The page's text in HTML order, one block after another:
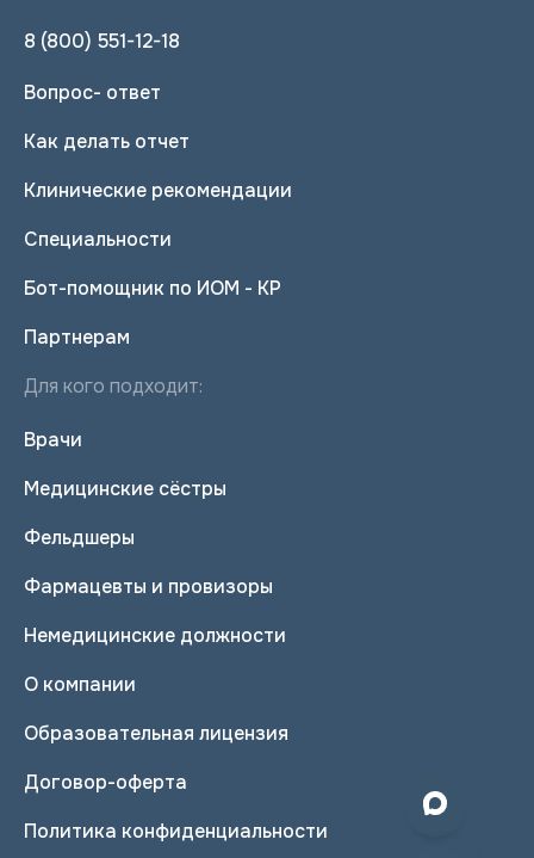
8 (800) 551-12-18
Вопрос- ответ
Как делать отчет
Клинические рекомендации
Специальности
Бот-помощник по ИОМ - КР
Партнерам
Для кого подходит:
Врачи
Медицинские сёстры
Фельдшеры
Фармацевты и провизоры
Немедицинские должности
О компании
Образовательная лицензия
Договор-оферта
Политика конфиденциальности